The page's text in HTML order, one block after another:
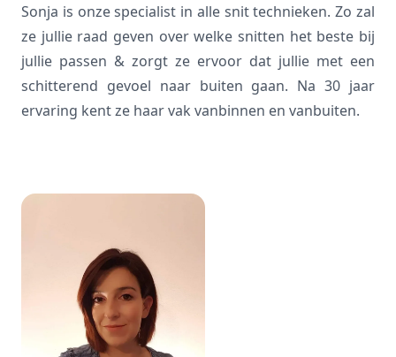
Sonja is onze specialist in alle snit technieken. Zo zal
ze jullie raad geven over welke snitten het beste bij
jullie passen & zorgt ze ervoor dat jullie met een
schitterend gevoel naar buiten gaan. Na 30 jaar
ervaring kent ze haar vak vanbinnen en vanbuiten.